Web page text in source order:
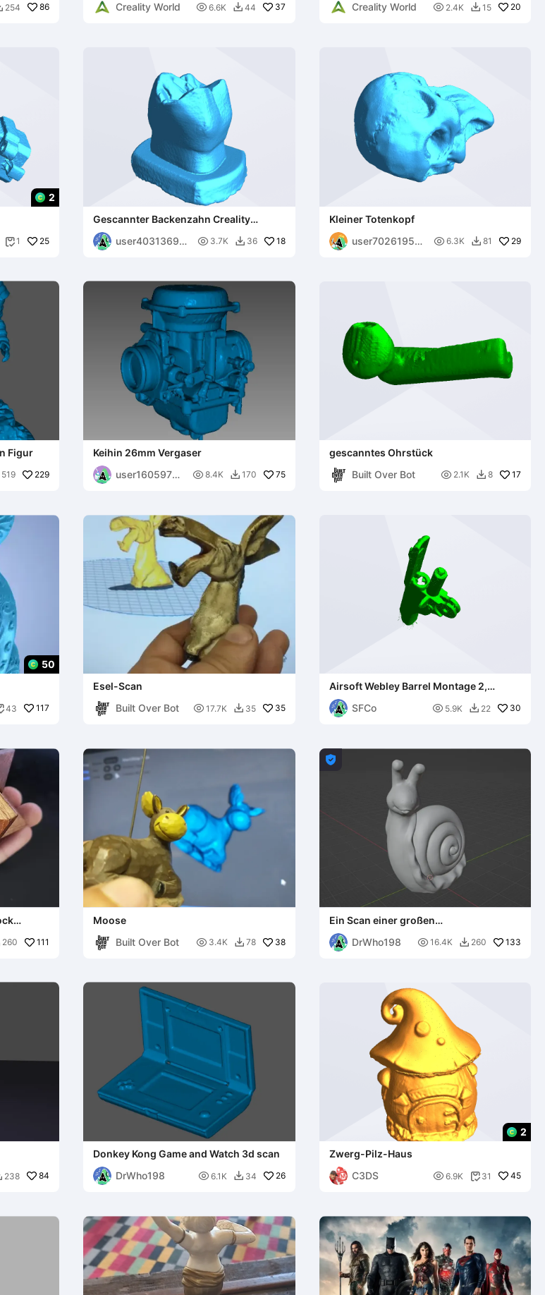
254 86
Creality World
 6.6K  44 37
Creality World
 2.4K  15 20
2
1 25
Gescannter Backenzahn Creality
Eidechse
user40313699
 3.7K  36 18
Kleiner Totenkopf
user70261953
 6.3K  81 29
Figur
519 229
Keihin 26mm Vergaser
user16059770
 8.4K  170 75
gescanntes Ohrstück
Built Over Bot
 2.1K  8 17
50
43 117
Esel-Scan
Built Over Bot
 17.7K  35 35
Airsoft Webley Barrel Montage 2,
Demonstration Scan
SFCo
 5.9K  22 30
260 111
Moose
Built Over Bot
 3.4K  78 38

Ein Scan einer großen
Gartenschneckenstatue
DrWho198
 16.4K  260 133
238 84
Donkey Kong Game and Watch 3d scan
DrWho198
 6.1K  34 26
2
Zwerg-Pilz-Haus
C3DS
 6.9K  31 45